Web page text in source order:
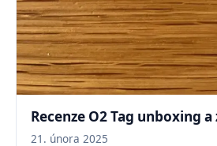
Recenze O2 Tag unboxing
21. února 2025